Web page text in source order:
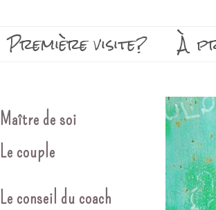
Première visite? À
Maître de soi
Le couple
Le conseil du coach